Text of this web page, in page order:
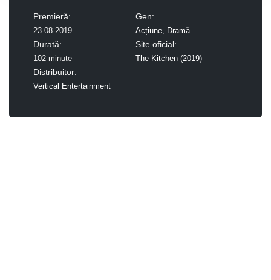
Premieră:
23-08-2019
Gen:
Acțiune Dramă
Durată:
102 minute
Site oficial:
The Kitchen (2019)
Distribuitor:
Vertical Entertainment